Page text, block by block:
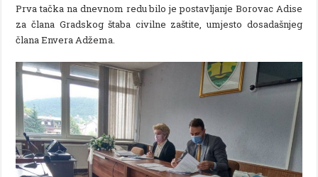
Prva tačka na dnevnom redu bilo je postavljanje Borovac Adise
za člana Gradskog štaba civilne zaštite, umjesto dosadašnjeg
člana Envera Adžema.